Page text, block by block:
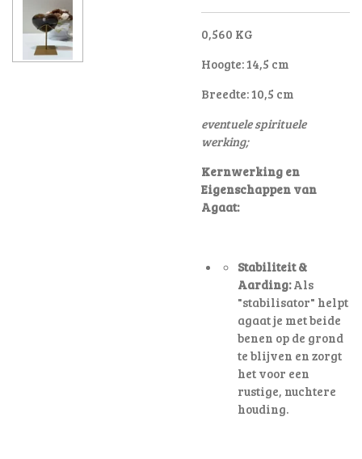
0,560 KG
Hoogte: 14,5 cm
Breedte: 10,5 cm
eventuele spirituele
werking;
Kernwerking en
Eigenschappen van
Agaat:
Stabiliteit &
Aarding:Als
"stabilisator" helpt
agaat je met beide
benen op de grond
te blijven en zorgt
het voor een
rustige, nuchtere
houding.